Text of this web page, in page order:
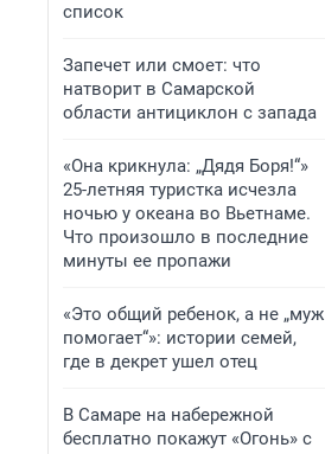
список
Запечет или смоет: что
натворит в Самарской
области антициклон с запада
«Она крикнула: „Дядя Боря!“»
25-летняя туристка исчезла
ночью у океана во Вьетнаме.
Что произошло в последние
минуты ее пропажи
«Это общий ребенок, а не „муж
помогает“»: истории семей,
где в декрет ушел отец
В Самаре на набережной
бесплатно покажут «Огонь» с